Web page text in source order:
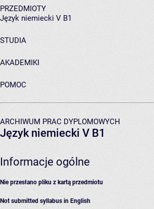
PRZEDMIOTY
Język niemiecki V B1
STUDIA
AKADEMIKI
POMOC
ARCHIWUM PRAC DYPLOMOWYCH
Język niemiecki V B1
Informacje ogólne
Nie przesłano pliku z kartą przedmiotu
Not submitted syllabus in English